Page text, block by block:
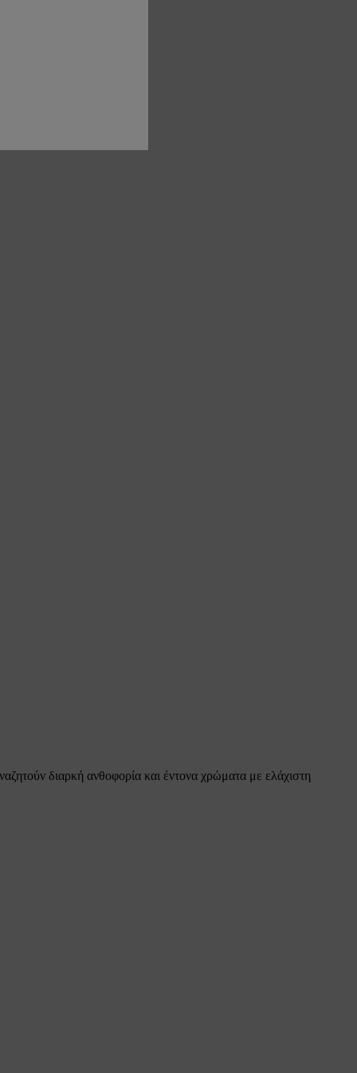
διαρκή ανθοφορία και έντονα χρώματα με ελάχιστη